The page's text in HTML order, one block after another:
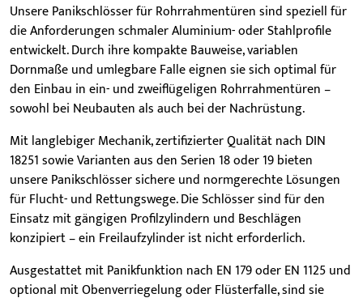
Unsere Panikschlösser für Rohrrahmentüren sind speziell für
die Anforderungen schmaler Aluminium- oder Stahlprofile
entwickelt. Durch ihre kompakte Bauweise, variablen
Dornmaße und umlegbare Falle eignen sie sich optimal für
den Einbau in ein- und zweiflügeligen Rohrrahmentüren –
sowohl bei Neubauten als auch bei der Nachrüstung.
Mit langlebiger Mechanik, zertifizierter Qualität nach DIN
18251 sowie Varianten aus den Serien 18 oder 19 bieten
unsere Panikschlösser sichere und normgerechte Lösungen
für Flucht- und Rettungswege. Die Schlösser sind für den
Einsatz mit gängigen Profilzylindern und Beschlägen
konzipiert – ein Freilaufzylinder ist nicht erforderlich.
Ausgestattet mit Panikfunktion nach EN 179 oder EN 1125 und
optional mit Obenverriegelung oder Flüsterfalle, sind sie